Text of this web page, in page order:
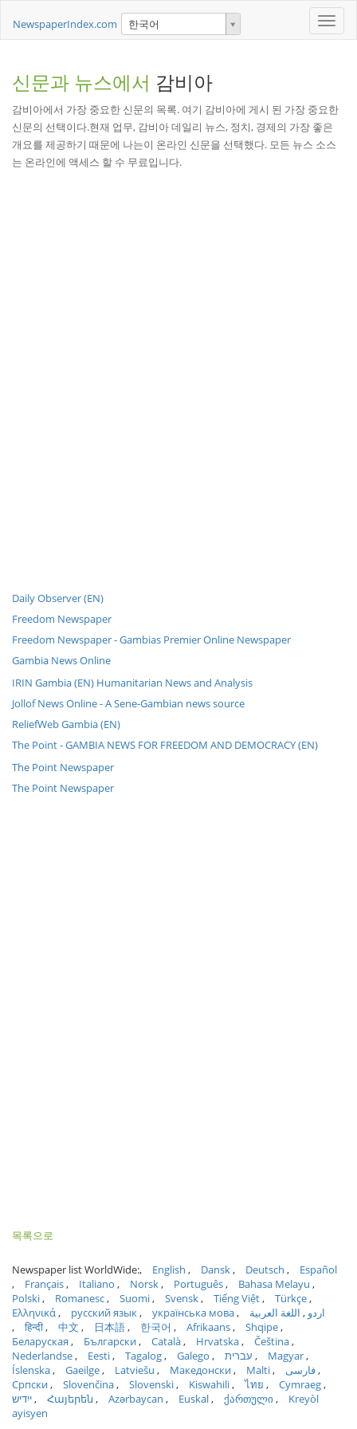
Toggle
NewspaperIndex.com 한국어
신문과 뉴스에서 감비아
감비아에서 가장 중요한 신문의 목록. 여기 감비아에 게시 된 가장 중요한
신문의 선택이다.현재 업무, 감비아 데일리 뉴스, 정치, 경제의 가장 좋은
개요를 제공하기 때문에 나는이 온라인 신문을 선택했다. 모든 뉴스 소스
는 온라인에 액세스 할 수 무료입니다.
Daily Observer (EN)
Freedom Newspaper
Freedom Newspaper - Gambias Premier Online Newspaper
Gambia News Online
IRIN Gambia (EN) Humanitarian News and Analysis
Jollof News Online - A Sene-Gambian news source
ReliefWeb Gambia (EN)
The Point - GAMBIA NEWS FOR FREEDOM AND DEMOCRACY (EN)
The Point Newspaper
The Point Newspaper
목록으로
Newspaper list WorldWide: English Dansk Deutsch
Español
Français
Italiano Norsk Português
Bahasa Melayu
Polski
Romanesc Suomi Svensk Tiếng Việt
Türkçe
Ελληνικά
русский язык українська мова اردو
اللغة العربية
हिन्दी
中文 日本語 한국어 Afrikaans
Shqipe
Беларуская
Български Català Hrvatska
Čeština
Nederlandse
Eesti Tagalog Galego עברית
Magyar
Íslenska
Gaeilge Latviešu Македонски Malti
فارسی
Српски
Slovenčina Slovenski Kiswahili ไทย
Cymraeg
ייִדיש
Հայերեն Azərbaycan Euskal ქართული
Kreyòl
ayisyen